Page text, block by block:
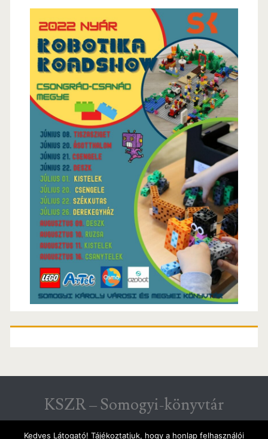
KSZR – Somogyi-könyvtár
Kedves Látogató! Tájékoztatjuk, hogy a honlap felhasználói